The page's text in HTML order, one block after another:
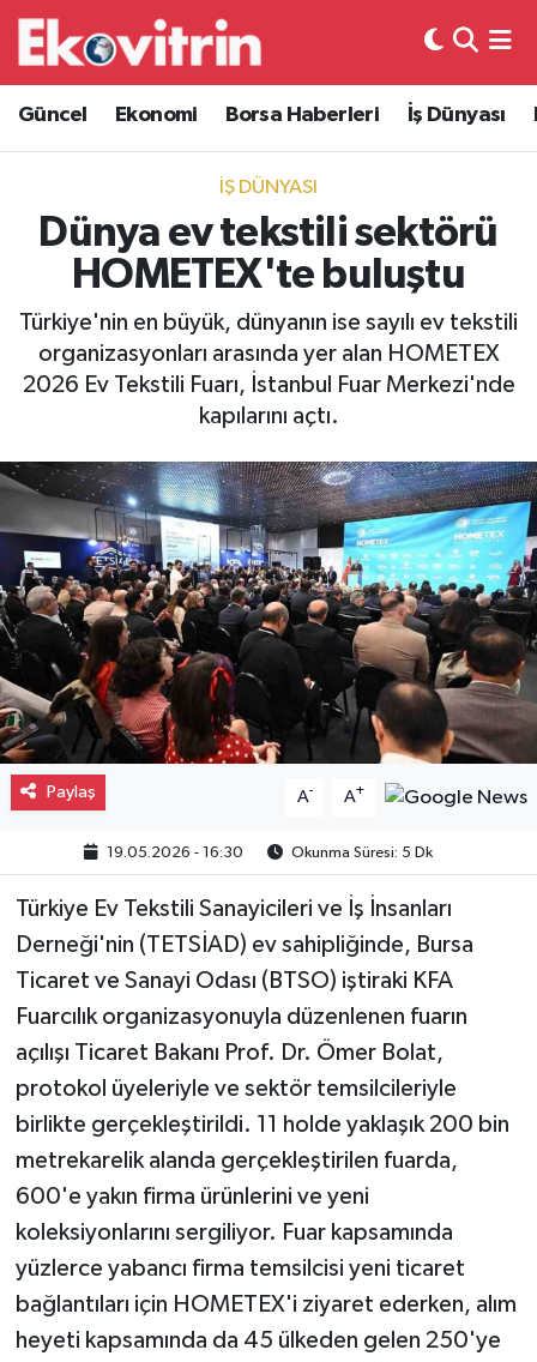
Güncel Ekonomi Borsa Haberleri İş Dünyası
İŞ DÜNYASI
Dünya ev tekstili sektörü
HOMETEX'te buluştu
Türkiye'nin en büyük, dünyanın ise sayılı ev tekstili
organizasyonları arasında yer alan HOMETEX
2026 Ev Tekstili Fuarı, İstanbul Fuar Merkezi'nde
kapılarını açtı.
Paylaş A- A+
19.05.2026 - 16:30 Okunma Süresi: 5 Dk
Türkiye Ev Tekstili Sanayicileri ve İş İnsanları
Derneği'nin (TETSİAD) ev sahipliğinde, Bursa
Ticaret ve Sanayi Odası (BTSO) iştiraki KFA
Fuarcılık organizasyonuyla düzenlenen fuarın
açılışı Ticaret Bakanı Prof. Dr. Ömer Bolat,
protokol üyeleriyle ve sektör temsilcileriyle
birlikte gerçekleştirildi. 11 holde yaklaşık 200 bin
metrekarelik alanda gerçekleştirilen fuarda,
600'e yakın firma ürünlerini ve yeni
koleksiyonlarını sergiliyor. Fuar kapsamında
yüzlerce yabancı firma temsilcisi yeni ticaret
bağlantıları için HOMETEX'i ziyaret ederken, alım
heyeti kapsamında da 45 ülkeden gelen 250'ye
Güncel
Ekonomi
Borsa Haberleri
İş Dünyası
Lojistik
Otovitrin
Asayiş
Magazin
Gayrimenkul
Spor
Eğitim
Hava Durumu
Trafik Durumu
Süper Lig Puan Durumu ve Fikstür
Tüm Manşetler
Son Dakika Haberleri
Haber Arşivi